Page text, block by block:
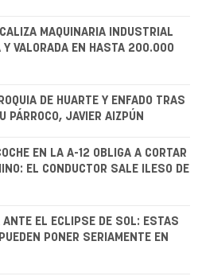
MAQUINARIA INDUSTRIAL
Y VALORADA EN HASTA 200.000
DE HUARTE Y ENFADO TRAS
PÁRROCO, JAVIER AIZPÚN
EN LA A-12 OBLIGA A CORTAR
EL CONDUCTOR SALE ILESO DE
ANTE EL ECLIPSE DE SOL: ESTAS
PONER SERIAMENTE EN